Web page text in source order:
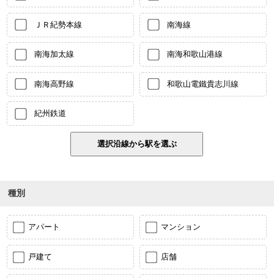
ＪＲ紀勢本線 南海線
南海加太線 南海和歌山港線
南海高野線 和歌山電鐵貴志川線
紀州鉄道
種別
アパート マンション
戸建て 店舗